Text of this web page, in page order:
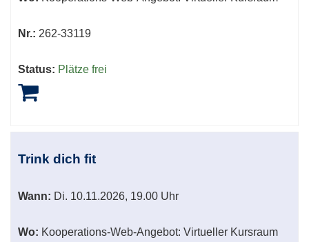
Nr.: 262-33119
Status: Plätze frei
Trink dich fit
Wann: Di. 10.11.2026, 19.00 Uhr
Wo: Kooperations-Web-Angebot: Virtueller Kursraum